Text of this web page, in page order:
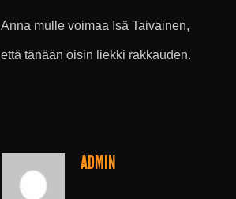
Anna mulle voimaa Isä Taivainen,
että tänään oisin liekki rakkauden.
ADMIN